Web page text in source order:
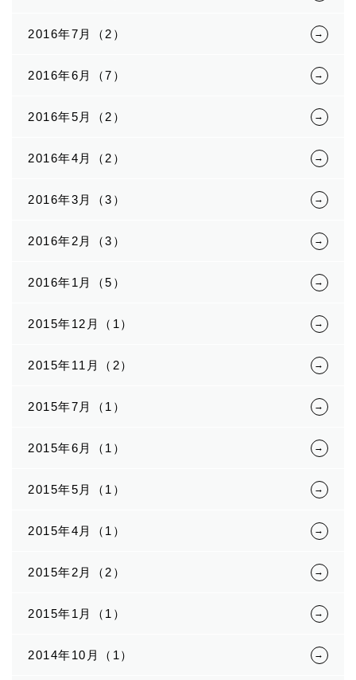
2016年7月（2）
2016年6月（7）
2016年5月（2）
2016年4月（2）
2016年3月（3）
2016年2月（3）
2016年1月（5）
2015年12月（1）
2015年11月（2）
2015年7月（1）
2015年6月（1）
2015年5月（1）
2015年4月（1）
2015年2月（2）
2015年1月（1）
2014年10月（1）